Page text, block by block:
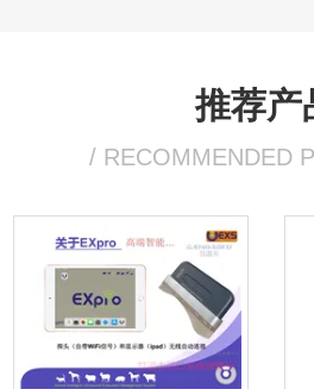
推荐产
/ RECOMMENDED